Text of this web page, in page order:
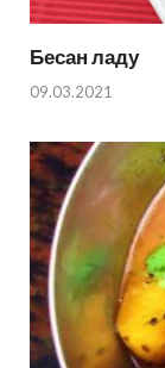
Бесан ладу
09.03.2021